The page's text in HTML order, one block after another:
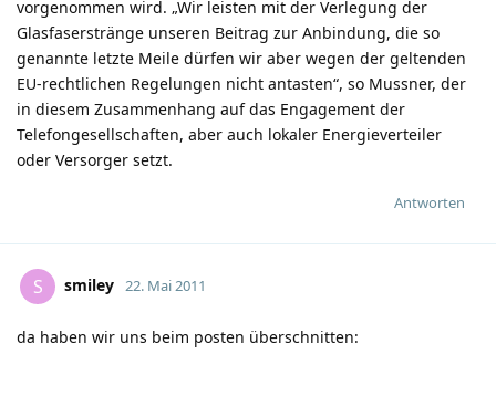
vorgenommen wird. „Wir leisten mit der Verlegung der
Glasfaserstränge unseren Beitrag zur Anbindung, die so
genannte letzte Meile dürfen wir aber wegen der geltenden
EU-rechtlichen Regelungen nicht antasten“, so Mussner, der
in diesem Zusammenhang auf das Engagement der
Telefongesellschaften, aber auch lokaler Energieverteiler
oder Versorger setzt.
Antworten
S smiley 22. Mai 2011
da haben wir uns beim posten überschnitten: